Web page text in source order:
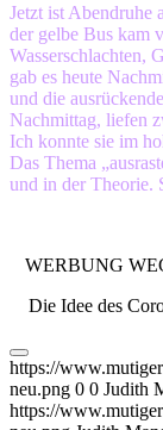
Jetzt ist Abendruhe
der gelbe Bus kam
Wasserschlachten,
gab es heute
und die
Nachmittag, liefen
Ich konnte sie im
Das Thema
und in der Theorie.
WERBUNG
Die Idee des
https://
neu.png 0 0 Judith
https://